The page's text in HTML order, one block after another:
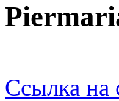
Ссылка на